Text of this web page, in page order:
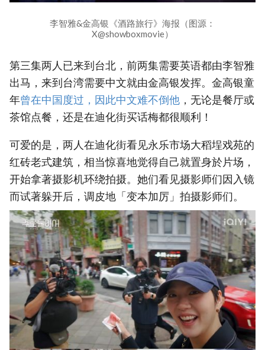
李智雅&金高银《酒路旅行》海报（图源：
X@showboxmovie）
第三集两人已来到台北，前两集需要英语都由李智雅
出马，来到台湾需要中文就由金高银发挥。金高银童
年‎曾在中国度过，因此中文难不倒他‎ ，无论是餐厅或
茶馆点餐，还是在迪化街买话梅都很顺利！
可爱的是，两人在迪化街看见永乐市场大稻埕戏苑的
红砖老式建筑，相当惊喜地觉得自己就置身於片场，
开始拿著摄影机环绕拍摄。她们看见摄影师们因入镜
而试著躲开后，调皮地「变本加厉」拍摄影师们。